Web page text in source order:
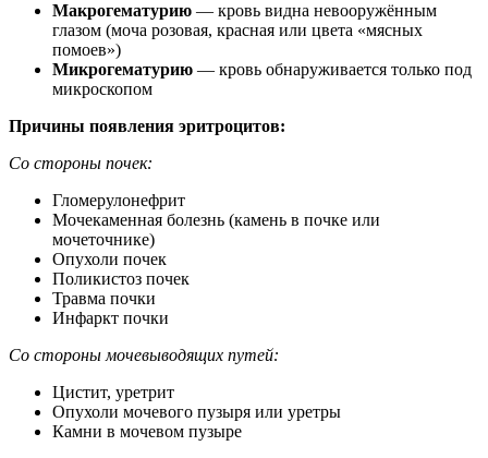
Макрогематурию — кровь видна невооружённым
глазом (моча розовая, красная или цвета «мясных
помоев»)
Микрогематурию — кровь обнаруживается только под
микроскопом
Причины появления эритроцитов:
Со стороны почек:
Гломерулонефрит
Мочекаменная болезнь (камень в почке или
мочеточнике)
Опухоли почек
Поликистоз почек
Травма почки
Инфаркт почки
Со стороны мочевыводящих путей:
Цистит, уретрит
Опухоли мочевого пузыря или уретры
Камни в мочевом пузыре